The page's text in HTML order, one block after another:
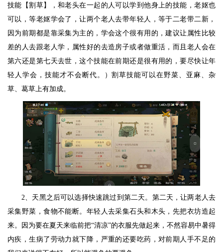
技能【割草】，和老头在一起的人可以学到他身上的技能，老妪也
可以，等老妪学会了，让两个老人去带年轻人，等于二老带二新，
因为前期都是靠采集为主的，学会这个很有用的，建议让属性比较
差的人去跟老人学，属性好的去造房子或者做重活，而且老人会在
第六还是第七天去世，这个技能在前期还是很有用的，要尽快让年
轻人学会，技能才不会断代。）割草技能可以在野菜、亚麻、杂
草、葛草上有加成。
2、天黑之后可以选择快速跳过到第二天。第二天，让两老人去
采集野菜，食物不能断。年轻人去采集石头和木头，先把衣坊造起
来。因为要在夏天来临前把“清凉”的衣服先做起来，不然容易中暑得
内疾，生病了劳动力就下降，严重的还要吃药，对前期人手不足的